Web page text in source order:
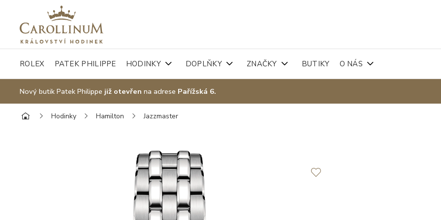
ROLEX PATEK PHILIPPE HODINKY DOPLŇKY ZNAČKY BUTIKY O NÁS
Nový butik Patek Philippe již otevřen na adrese Pařížská 6.
Hodinky Hamilton Jazzmaster